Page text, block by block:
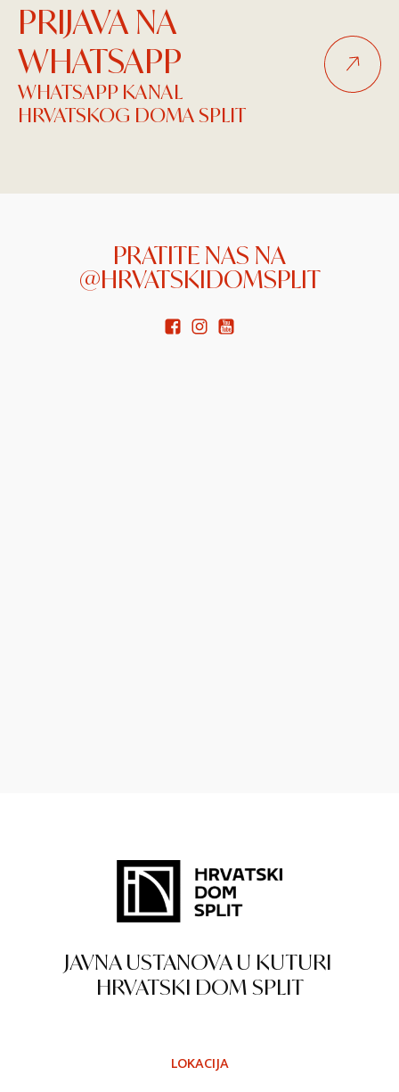
PRIJAVA NA
WHATSAPP
WHATSAPP KANAL
HRVATSKOG DOMA SPLIT
PRATITE NAS NA
@HRVATSKIDOMSPLIT
JAVNA USTANOVA U KUTURI
HRVATSKI DOM SPLIT
LOKACIJA